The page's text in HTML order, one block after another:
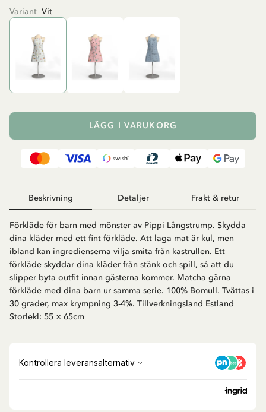
Variant Vit
LÄGG I VARUKORG
Beskrivning Detaljer Frakt & retur
Förkläde för barn med mönster av Pippi Långstrump. Skydda
dina kläder med ett fint förkläde. Att laga mat är kul, men
ibland kan ingredienserna vilja smita från kastrullen. Ett
förkläde skyddar dina kläder från stänk och spill, så att du
slipper byta outfit innan gästerna kommer. Matcha gärna
förkläde med dina barn ur samma serie. 100% Bomull. Tvättas i
30 grader, max krympning 3-4%. Tillverkningsland Estland
Storlekl: 55 × 65cm